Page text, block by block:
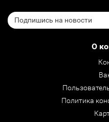
О
Политика